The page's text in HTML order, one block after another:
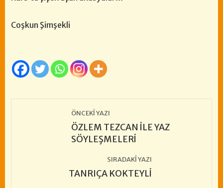
Coşkun Şimşekli
ÖNCEKI YAZI
ÖZLEM TEZCAN İLE YAZ
SÖYLEŞMELERİ
SIRADAKI YAZI
TANRIÇA KOKTEYLİ